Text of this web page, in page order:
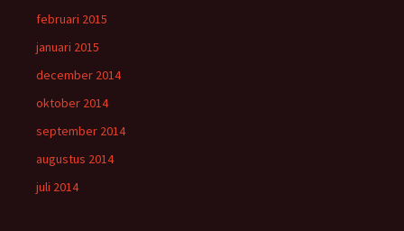
februari 2015
januari 2015
december 2014
oktober 2014
september 2014
augustus 2014
juli 2014